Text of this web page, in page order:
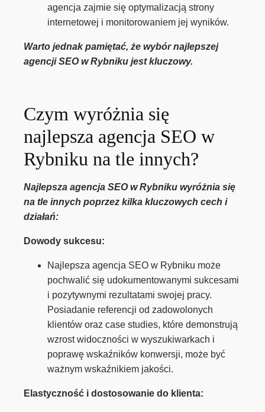
agencja zajmie się optymalizacją strony
internetowej i monitorowaniem jej wyników.
Warto jednak pamiętać, że wybór najlepszej
agencji SEO w Rybniku jest kluczowy.
Czym wyróżnia się
najlepsza agencja SEO w
Rybniku na tle innych?
Najlepsza agencja SEO w Rybniku wyróżnia się
na tle innych poprzez kilka kluczowych cech i
działań:
Dowody sukcesu:
Najlepsza agencja SEO w Rybniku może
pochwalić się udokumentowanymi sukcesami
i pozytywnymi rezultatami swojej pracy.
Posiadanie referencji od zadowolonych
klientów oraz case studies, które demonstrują
wzrost widoczności w wyszukiwarkach i
poprawę wskaźników konwersji, może być
ważnym wskaźnikiem jakości.
Elastyczność i dostosowanie do klienta: